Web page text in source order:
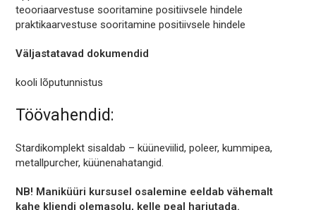
teooriaarvestuse sooritamine positiivsele hindele
praktikaarvestuse sooritamine positiivsele hindele
Väljastatavad dokumendid
kooli lõputunnistus
Töövahendid:
Stardikomplekt sisaldab – küüneviilid, poleer, kummipea,
metallpurcher, küünenahatangid.
NB! Maniküüri kursusel osalemine eeldab vähemalt
kahe kliendi olemasolu, kelle peal harjutada.